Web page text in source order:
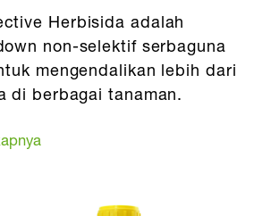
Herbisida adalah
non-selektif serbaguna
mengendalikan lebih dari
di berbagai tanaman.